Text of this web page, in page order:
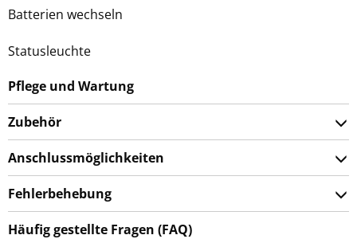
Batterien wechseln
Statusleuchte
Pflege und Wartung
Zubehör
Anschlussmöglichkeiten
Fehlerbehebung
Häufig gestellte Fragen (FAQ)